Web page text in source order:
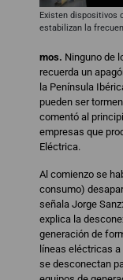
Existen dispositivos
estabilizan la
mos. Ninguno de
recuerda un
la Península
pueden ser
comentó al
empresas que
Eléctrica.
Al comienzo se
consumo)
señala Jorge
explica la
generación de
líneas eléctricas
se desconectan